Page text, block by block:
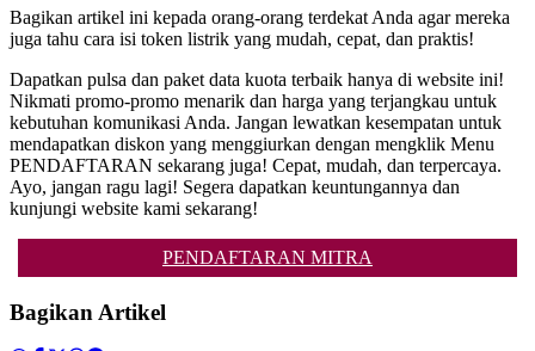
Bagikan artikel ini kepada orang-orang terdekat Anda agar mereka
juga tahu cara isi token listrik yang mudah, cepat, dan praktis!
Dapatkan pulsa dan paket data kuota terbaik hanya di website ini!
Nikmati promo-promo menarik dan harga yang terjangkau untuk
kebutuhan komunikasi Anda. Jangan lewatkan kesempatan untuk
mendapatkan diskon yang menggiurkan dengan mengklik Menu
PENDAFTARAN sekarang juga! Cepat, mudah, dan terpercaya.
Ayo, jangan ragu lagi! Segera dapatkan keuntungannya dan
kunjungi website kami sekarang!
PENDAFTARAN MITRA
Bagikan Artikel